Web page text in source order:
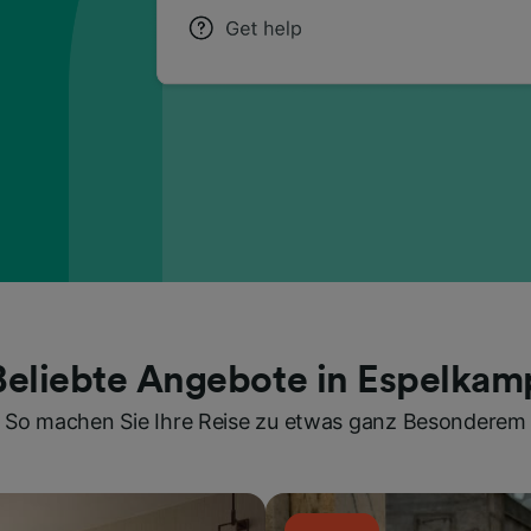
Angebote in
So machen Sie Ihre Reise zu etwas ganz Besonderem